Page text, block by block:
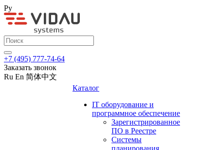
Ру
+7 (495) 777-74-64
Заказать звонок
Ru En 简体中文
Каталог
IT оборудование и
программное обеспечение
Зарегистрированное
ПО в Реестре
Системы
планирования